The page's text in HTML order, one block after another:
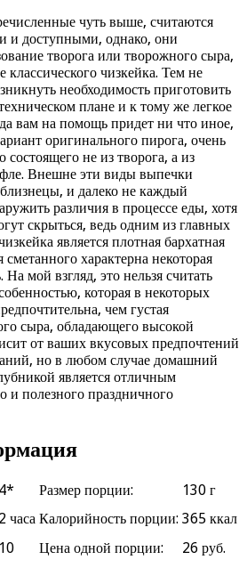
чуть выше, считаются
и доступными, однако, они
творога или творожного сыра,
классического чизкейка. Тем не
необходимость приготовить
плане и к тому же легкое
вам на помощь придет ни что иное,
оригинального пирога, очень
не из творога, а из
Внешне эти виды выпечки
и далеко не каждый
различия в процессе еды, хотя
скрыться, ведь одним из главных
является плотная бархатная
сметанного характерна некоторая
На мой взгляд, это нельзя считать
которая в некоторых
чем густая
сыра, обладающего высокой
от ваших вкусовых предпочтений
но в любом случае домашний
является отличным
и полезного праздничного
4* Размер порции:
130 г
2 часа Калорийность порции: 365 ккал
10 Цена одной порции: 26 руб.